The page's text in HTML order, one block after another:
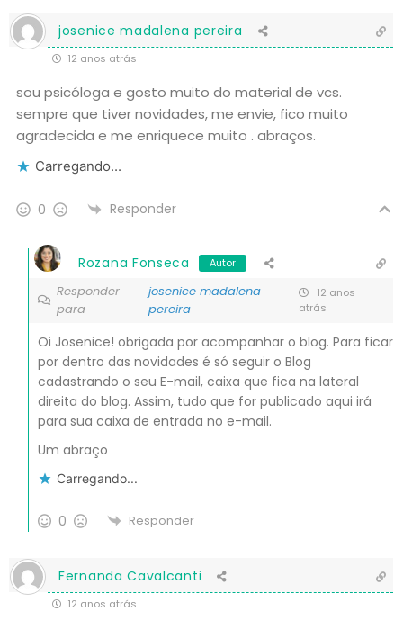
josenice madalena pereira
12 anos atrás
sou psicóloga e gosto muito do material de vcs.
sempre que tiver novidades, me envie, fico muito
agradecida e me enriquece muito . abraços.
Carregando...
0 Responder
Rozana Fonseca Autor
Responder
para
josenice madalena
pereira
12 anos
atrás
Oi Josenice! obrigada por acompanhar o blog. Para ficar
por dentro das novidades é só seguir o Blog
cadastrando o seu E-mail, caixa que fica na lateral
direita do blog. Assim, tudo que for publicado aqui irá
para sua caixa de entrada no e-mail.
Um abraço
Carregando...
0 Responder
Fernanda Cavalcanti
12 anos atrás